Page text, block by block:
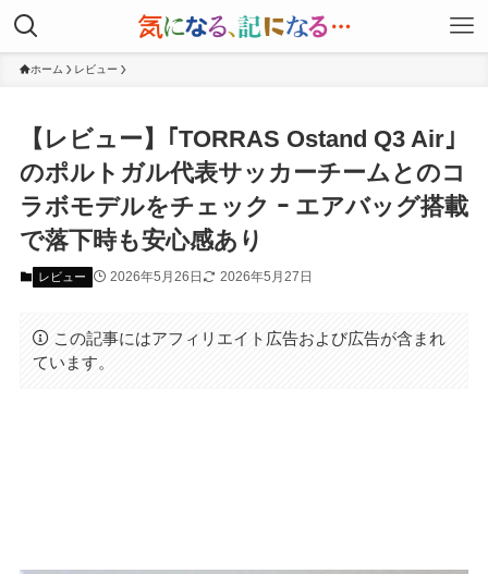
ホーム レビュー
【レビュー】｢TORRAS Ostand Q3 Air｣
のポルトガル代表サッカーチームとのコ
ラボモデルをチェック ｰ エアバッグ搭載
で落下時も安心感あり
レビュー 2026年5月26日 2026年5月27日
この記事にはアフィリエイト広告および広告が含まれ
ています。